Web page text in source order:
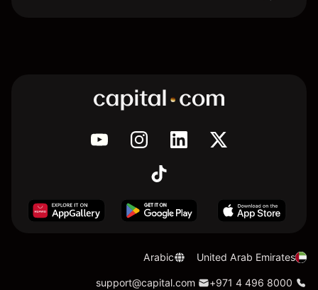
United Arab Emirates
Arabic
+971 4 496 8000
support@capital.com